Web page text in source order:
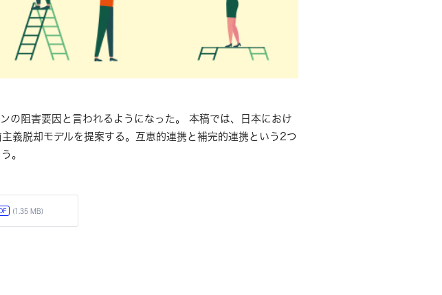
の阻害要因と言われるようになった。 本稿では、日本におけ
義脱却モデルを提案する。互恵的連携と補完的連携という2つ
。
(1.35 MB)